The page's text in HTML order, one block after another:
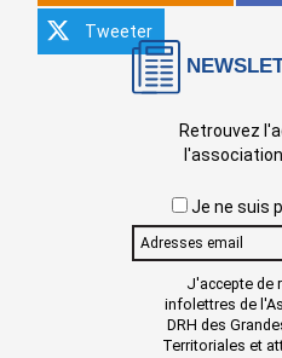
Tweeter
Retrouvez
Je ne suis
J'accepte de
infolettres de
DRH des
Territoriales et